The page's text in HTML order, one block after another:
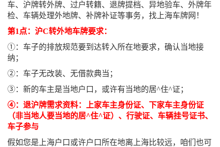
车、沪牌转外牌、过户转籍、退牌提档、异地验车、外牌年
检、车辆处理外地牌、补牌补证等事务，找上海车牌网！
第1点：沪C转外地车牌要求：
①：车子的排放规范要到达转入所在地要求，确认当地接
纳；
②：车子无改装、无借款典当；
③：新的车主是当地户口，或许有当地的居^住^证；
④：退沪牌需求资料：上家车主身份证、下家车主身份证
（非当地人要当地的居^住^证）、行驶证、车辆挂号证书、
车子参与
假如您是上海户口或许户口所在地离上海比较远，咱们也可